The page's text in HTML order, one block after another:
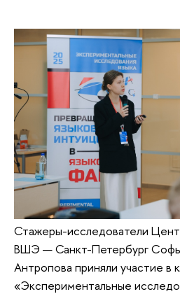
Стажеры-исследователи
ВШЭ — Санкт-Петербург
Антропова приняли участие в
«Экспериментальные